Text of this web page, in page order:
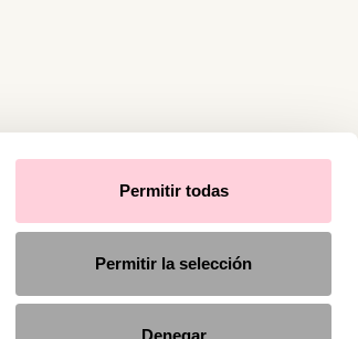
Permitir todas
Permitir la selección
Denegar